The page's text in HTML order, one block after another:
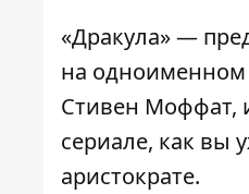
«Дракула» —
на одноименном
Стивен Моффат,
сериале, как вы
аристократе.